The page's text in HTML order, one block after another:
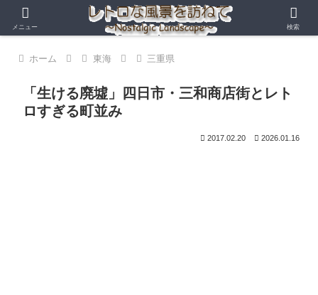
ホーム 東海 三重県
「生ける廃墟」四日市・三和商店街とレト
ロすぎる町並み
2017.02.20 2026.01.16
メニュー 検索